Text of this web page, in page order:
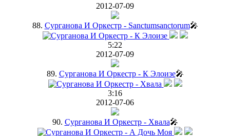
2012-07-09
88. Сурганова И Оркестр - Sanctumsanctorum🎤
5:22
2012-07-09
89. Сурганова И Оркестр - К Элоизе🎤
3:16
2012-07-06
90. Сурганова И Оркестр - Хвала🎤